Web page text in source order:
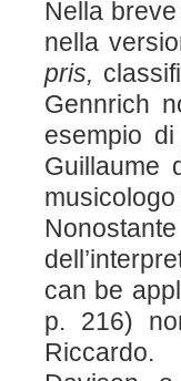
Nella
nella
pris,
Gennrich
esempio
Guillaume
can be
p. 216)
Riccardo.